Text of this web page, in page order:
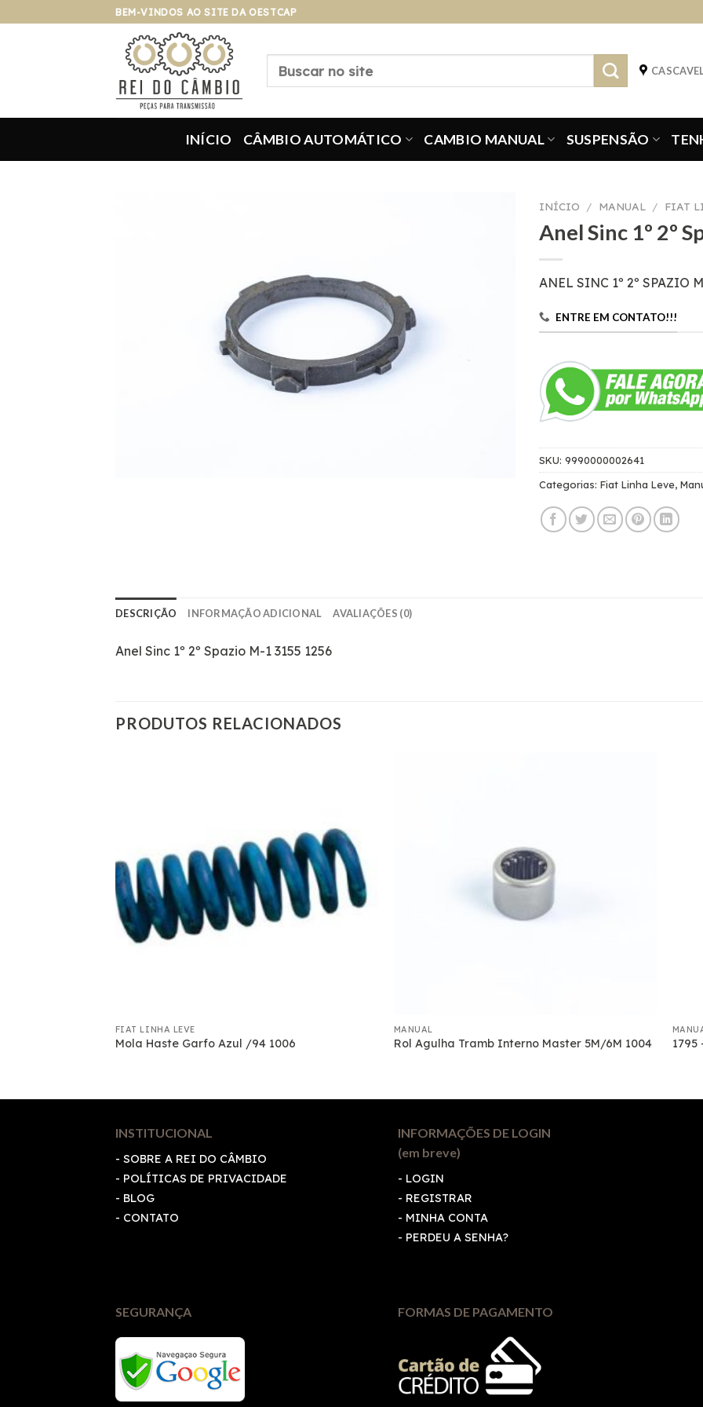
para
BEM-VINDOS AO SITE DA OESTCAP
Pesquisar
INÍCIO CÂMBIO AUTOMÁTICO CAMBIO MANUAL SUSPENSÃO
INÍCIO / MANUAL / FIAT
Anel Sinc 1º 2º
ANEL SINC 1º 2º SPAZIO
ENTRE EM CONTATO!!!
SKU: 9990000002641
Categorias: Fiat Linha Leve,
DESCRIÇÃO INFORMAÇÃO ADICIONAL AVALIAÇÕES (0)
Anel Sinc 1º 2º Spazio M-1 3155 1256
PRODUTOS RELACIONADOS
FIAT LINHA LEVE
Mola Haste Garfo Azul /94 1006
MANUAL
Rol Agulha Tramb Interno Master 5M/6M 1004 1795
INSTITUCIONAL
- SOBRE A REI DO CÂMBIO
- POLÍTICAS DE PRIVACIDADE
- BLOG
- CONTATO
INFORMAÇÕES DE LOGIN
(em breve)
- LOGIN
- REGISTRAR
- MINHA CONTA
- PERDEU A SENHA?
SEGURANÇA FORMAS DE PAGAMENTO